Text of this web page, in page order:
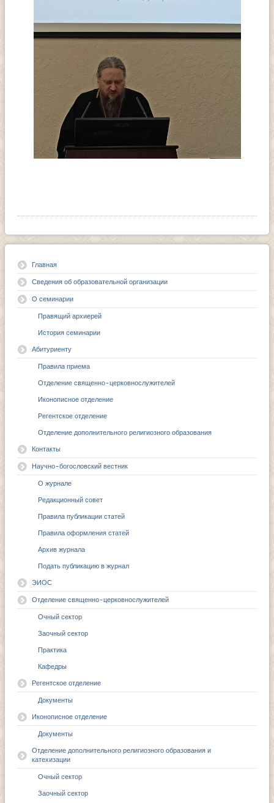
Главная
Сведения об образовательной организации
О семинарии
Правящий архиерей
История семинарии
Абитуриенту
Правила приема
Отделение священно-церковнослужителей
Иконописное отделение
Регентское отделение
Отделение дополнительного религиозного образования
Контакты
Научно-богословский вестник
О журнале
Редакционный совет
Правила публикации статей
Правила оформления статей
Архив журнала
Подать публикацию в журнал
ЭИОС
Отделение священно-церковнослужителей
Очный сектор
Заочный сектор
Практика
Кафедры
Регентское отделение
Документы
Иконописное отделение
Документы
Отделение дополнительного религиозного образования и
катехизации
Очный сектор
Заочный сектор